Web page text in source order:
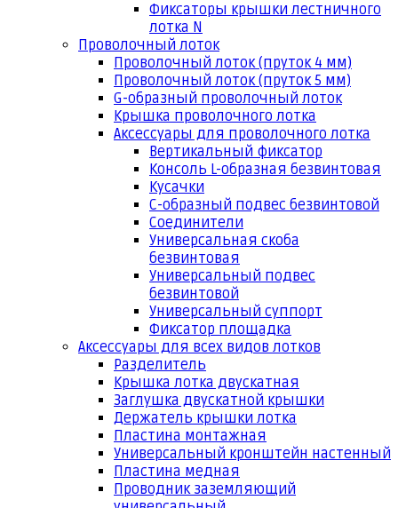
Фиксаторы крышки лестничного
лотка N
Проволочный лоток
Проволочный лоток (пруток 4 мм)
Проволочный лоток (пруток 5 мм)
G-образный проволочный лоток
Крышка проволочного лотка
Аксессуары для проволочного лотка
Вертикальный фиксатор
Консоль L-образная безвинтовая
Кусачки
С-образный подвес безвинтовой
Соединители
Универсальная скоба
безвинтовая
Универсальный подвес
безвинтовой
Универсальный суппорт
Фиксатор площадка
Аксессуары для всех видов лотков
Разделитель
Крышка лотка двускатная
Заглушка двускатной крышки
Держатель крышки лотка
Пластина монтажная
Универсальный кронштейн настенный
Пластина медная
Проводник заземляющий